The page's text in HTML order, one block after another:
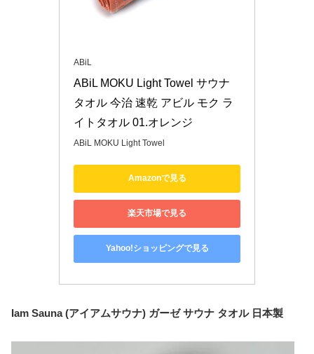
ABiL
ABiL MOKU Light Towel サウナ
タオル 今治 速乾 アビル モク ラ
イトタオル 01.オレンジ
ABiL MOKU Light Towel
Amazonで見る
楽天市場で見る
Yahoo!ショッピングで見る
Iam Sauna (アイアムサウナ) ガーゼ サウナ タオル 日本製